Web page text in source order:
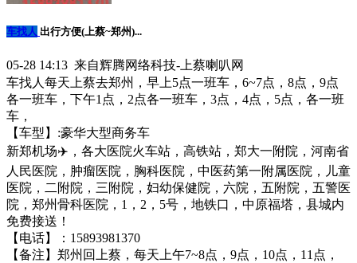
车找人 出行方便(上蔡~郑州)...
05-28 14:13 来自辉腾网络科技-上蔡喇叭网
车找人每天上蔡去郑州，早上5点一班车，6~7点，8点，9点
各一班车，下午1点，2点各一班车，3点，4点，5点，各一班
车，
【车型】:豪华大型商务车
新郑机场✈️，各大医院火车站，高铁站，郑大一附院，河南省
人民医院，肿瘤医院，胸科医院，中医药第一附属医院，儿童
医院，二附院，三附院，妇幼保健院，六院，五附院，五警医
院，郑州骨科医院，1，2，5号，地铁口，中原福塔，县城内
免费接送！
【电话】：15893981370
【备注】郑州回上蔡，每天上午7~8点，9点，10点，11点，